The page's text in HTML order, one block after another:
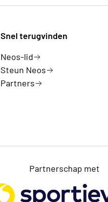
Snel terugvinden
Neos-lid
Steun Neos
Partners
Partnerschap met